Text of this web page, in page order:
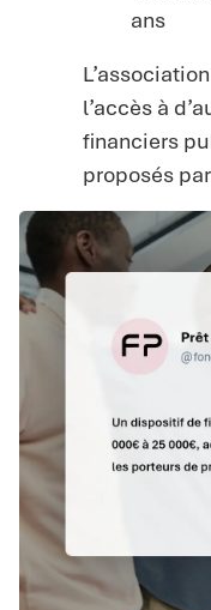
ans
l’accès à
financiers
proposés